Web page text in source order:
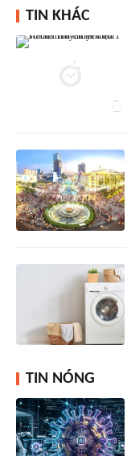
TIN KHÁC
TIN NÓNG